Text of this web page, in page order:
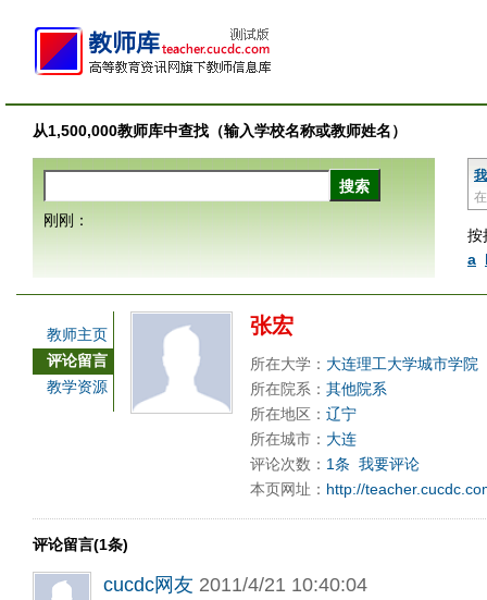
从1,500,000教师库中查找（输入学校名称或教师姓名）
按
a
刚刚：
教师主页
评论留言
教学资源
张宏
所在大学： 大连理工大学城市学院
所在院系： 其他院系
所在地区： 辽宁
所在城市： 大连
评论次数： 1条 我要评论
本页网址： http://
评论留言(1条)
cucdc网友 2011/4/21 10:40:04